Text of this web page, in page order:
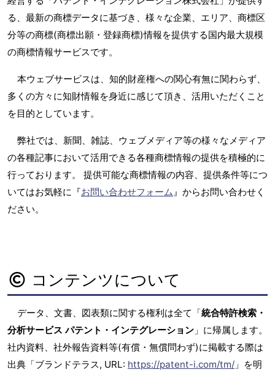
る、最新の商標データに基づき、様々な企業、エリア、商標区
分等の商標(商標出願・登録商標)情報を提供する国内最大規模
の商標情報サービスです。
本ウェブサービスは、知的財産権への関心有無に関わらず、
多くの方々に知財情報を身近に感じて頂き、活用いただくこと
を目的としています。
弊社では、新聞、雑誌、ウェブメディア等の様々なメディア
の各種記事において活用できる各種商標情報の提供を積極的に
行っております。 提供可能な商標情報の内容、提供条件等につ
いてはお気軽に『お問い合わせフォーム』からお問い合わせく
ださい。
コンテンツについて
データ、文書、図表類に関する権利は全て「統合特許検索・
分析サービス パテント・インテグレーション 」に帰属します。
社内資料、社外報告資料等(有償・無償問わず)に掲載する際は
出典「ブランドテラス, URL: https://patent-i.com/tm/ 」を明